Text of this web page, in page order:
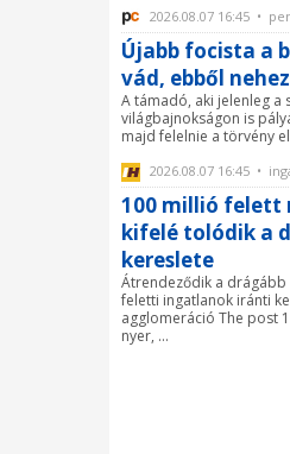
2026.08.07 16:45 •
Újabb focista a
vád, ebből
A támadó, aki jelenleg a
világbajnokságon is
majd felelnie a törvény
2026.08.07 16:45 •
100 millió felett
kifelé tolódik a
kereslete
Átrendeződik a
feletti ingatlanok iránti
agglomeráció The post
nyer, ...